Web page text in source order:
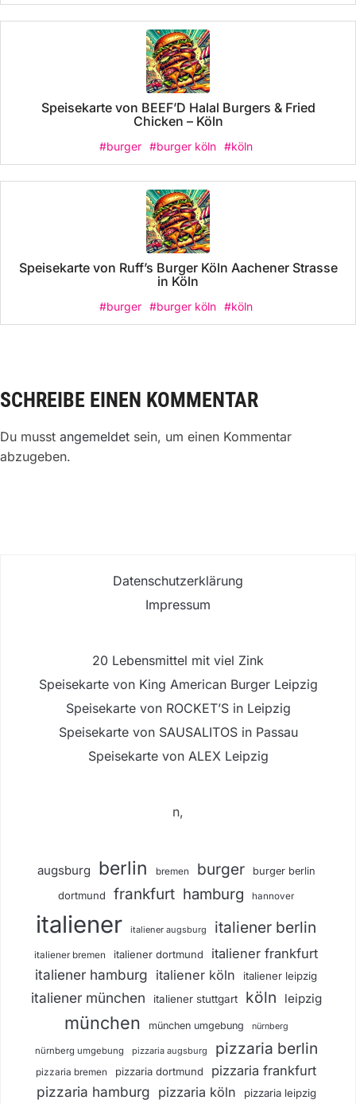
Speisekarte von BEEF’D Halal Burgers & Fried
Chicken – Köln
#burger #burger köln #köln
Speisekarte von Ruff’s Burger Köln Aachener Strasse
in Köln
#burger #burger köln #köln
SCHREIBE EINEN KOMMENTAR
Du musst angemeldet sein, um einen Kommentar
abzugeben.
Datenschutzerklärung
Impressum
20 Lebensmittel mit viel Zink
Speisekarte von King American Burger Leipzig
Speisekarte von ROCKET’S in Leipzig
Speisekarte von SAUSALITOS in Passau
Speisekarte von ALEX Leipzig
n,
augsburg berlin bremen burger burger berlin
dortmund frankfurt hamburg hannover
italiener italiener augsburg italiener berlin
italiener bremen italiener dortmund italiener frankfurt
italiener hamburg italiener köln italiener leipzig
italiener münchen italiener stuttgart köln leipzig
münchen münchen umgebung nürnberg
nürnberg umgebung pizzaria augsburg pizzaria berlin
pizzaria bremen pizzaria dortmund pizzaria frankfurt
pizzaria hamburg pizzaria köln pizzaria leipzig